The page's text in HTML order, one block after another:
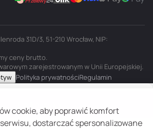
cookie, aby poprawić komfort
dostarczać spersonalizowane
31D/3, 51-210 Wrocław, NIP:
ceny brutto.
zarejestrowanym w Unii Europejskiej.
Polityka prywatnościRegulamin